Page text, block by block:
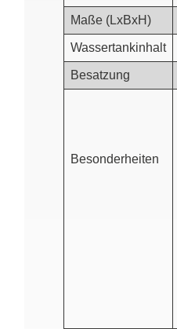
Maße (LxBxH)
Wassertankinhalt
Besatzung
Besonderheiten